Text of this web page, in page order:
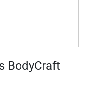
BodyCraft